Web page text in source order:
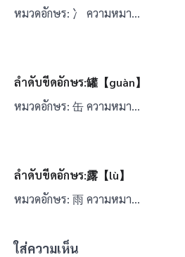
หมวดอักษร: 冫 ความหมา…
ลำดับขีดอักษร:罐【guàn】
หมวดอักษร: 缶 ความหมา…
ลำดับขีดอักษร:露【lù】
หมวดอักษร: 雨 ความหมา…
ใส่ความเห็น